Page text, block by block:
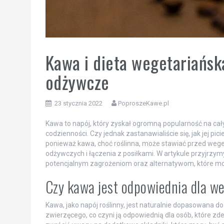
Kawa i dieta
odżywcze
23 stycznia 2022 PoproszeKawe.pl
Kawa to napój, który zyskał ogromną popularność na
codzienności. Czy jednak zastanawialiście się, jak jej
ponieważ kawa, choć roślinna, może stawiać przed
odżywczych i łączenia z posiłkami. W artykule
potencjalnym zagrożeniom oraz alternatywom, które
Czy kawa jest odpowiednia dla
Kawa, jako napój roślinny, jest naturalnie dopasowana
zwierzęcego, co czyni ją odpowiednią dla osób, które